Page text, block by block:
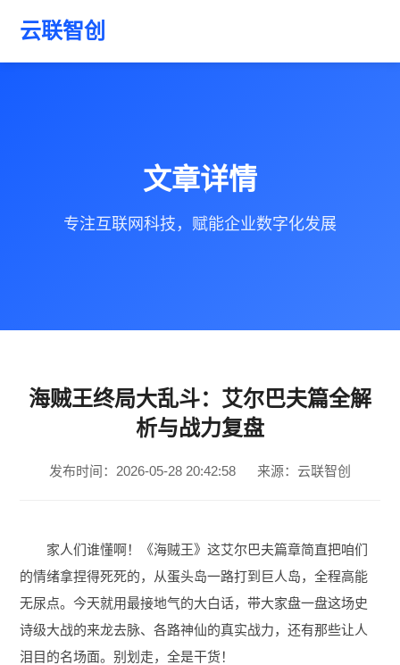
云联智创
文章详情
专注互联网科技，赋能企业数字化发展
海贼王终局大乱斗：艾尔巴夫篇全解
析与战力复盘
发布时间：2026-05-28 20:42:58 来源：云联智创
家人们谁懂啊！《海贼王》这艾尔巴夫篇章简直把咱们
的情绪拿捏得死死的，从蛋头岛一路打到巨人岛，全程高能
无尿点。今天就用最接地气的大白话，带大家盘一盘这场史
诗级大战的来龙去脉、各路神仙的真实战力，还有那些让人
泪目的名场面。别划走，全是干货！